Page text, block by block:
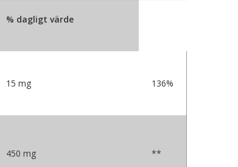
% dagligt värde
15 mg 136%
450 mg **